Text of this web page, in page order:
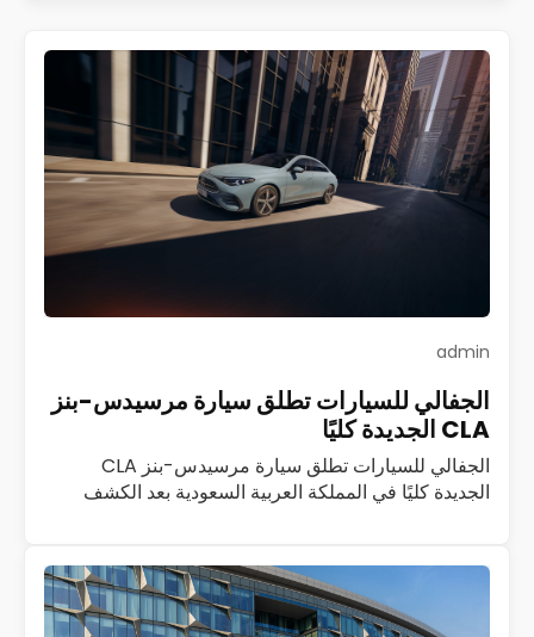
admin
الجفالي للسيارات تطلق سيارة مرسيدس-بنز
CLA الجديدة كليًا
الجفالي للسيارات تطلق سيارة مرسيدس-بنز CLA
الجديدة كليًا في المملكة العربية السعودية بعد الكشف
اقرأ المزيد